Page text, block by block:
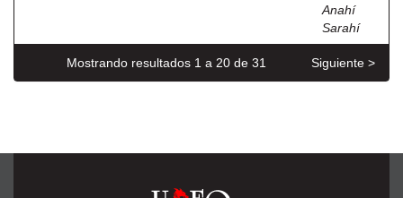
Anahí
Sarahí
Mostrando resultados 1 a 20 de 31 Siguiente >